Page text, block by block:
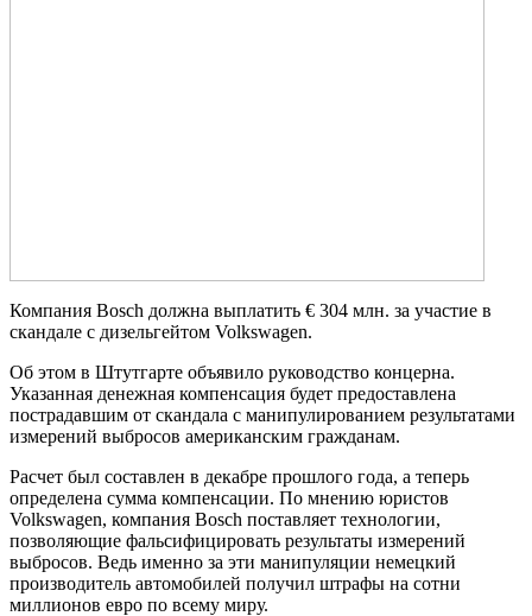
Компания Bosch должна выплатить € 304 млн. за участие в
скандале с дизельгейтом Volkswagen.
Об этом в Штутгарте объявило руководство концерна.
Указанная денежная компенсация будет предоставлена
пострадавшим от скандала с манипулированием результатами
измерений выбросов американским гражданам.
Расчет был составлен в декабре прошлого года, а теперь
определена сумма компенсации. По мнению юристов
Volkswagen, компания Bosch поставляет технологии,
позволяющие фальсифицировать результаты измерений
выбросов. Ведь именно за эти манипуляции немецкий
производитель автомобилей получил штрафы на сотни
миллионов евро по всему миру.